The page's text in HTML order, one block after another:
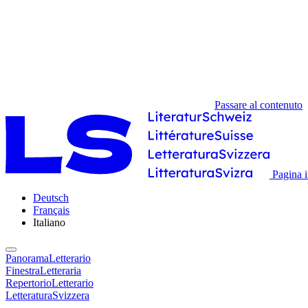
Passare al contenuto
Pagina
Deutsch
Français
Italiano
PanoramaLetterario
FinestraLetteraria
RepertorioLetterario
LetteraturaSvizzera